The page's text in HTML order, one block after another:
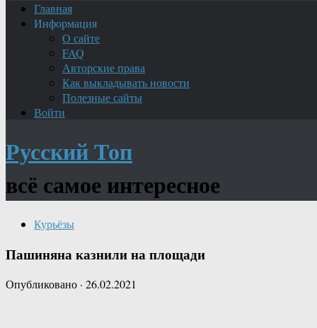
Главная
Информация
О сайте
FAQ
Авторские права
Как выкладывать новости
Полезные сайты
Войти
Русский Топ
всё самое интересное
Курьёзы
Пашиняна казнили на площади
Опубликовано · 26.02.2021